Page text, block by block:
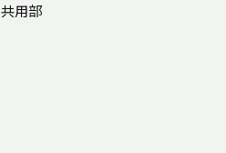
共用部